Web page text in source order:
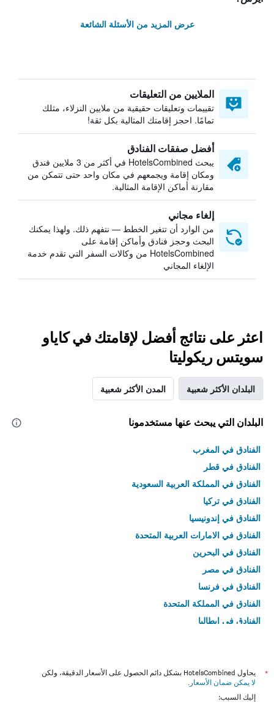
عرض المزيد من الأسئلة الشائعة
الملايين من التعليقات
تقييمات وتعليقات حقيقية من ملايين النزلاء، مثلك
تمامًا. احجز إقامتك المثالية بكل ثقة!
أفضل صفقات الفنادق
يبحث HotelsCombined في أكثر من 3 ملايين فندق
ومكان إقامة ويجمعهم في مكان واحد حتى تتمكن من
مقارنة أماكن الإقامة المثالية.
إلغاء مجاني
من الوارد أن تتغير الخطط — نتفهم ذلك. ولهذا يمكنك
البحث وحجز فنادق وأماكن إقامة على
HotelsCombined من وكالات السفر التي تقدم خدمة
الإلغاء المجاني
اعثر على نتائج أفضل لإقامتك في كاياو
سويتس ريكوليتا
البلدان الأكثر شعبية المدن الأكثر شعبية
البلدان التي يبحث عنها مستخدمونا
الفنادق في المغرب
الفنادق في قطر
الفنادق في المملكة العربية السعودية
الفنادق في تركيا
الفنادق في إندونيسيا
الفنادق في الامارات العربية المتحدة
الفنادق في البحرين
الفنادق في مصر
الفنادق في فرنسا
الفنادق في المملكة المتحدة
الفنادق في إيطاليا
*
يحاول HotelsCombined بشكل دائم الحصول على الأسعار الدقيقة، ولكن
لا يمكن ضمان الأسعار .
إليك السبب: